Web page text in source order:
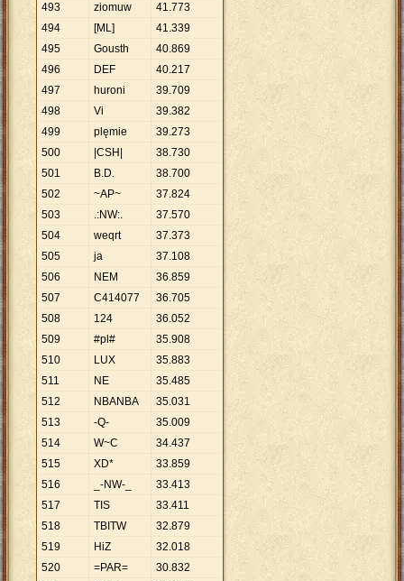
493
ziomuw 41.773
494
[ML] 41.339
495
Gousth 40.869
496
DEF 40.217
497
huroni 39.709
498
Vi 39.382
499
plęmie 39.273
500
|CSH| 38.730
501
B.D. 38.700
502
~AP~ 37.824
503
.:NW:. 37.570
504
weqrt 37.373
505
ja 37.108
506
NEM 36.859
507
C414077 36.705
508
124 36.052
509
#pl# 35.908
510
LUX 35.883
511
NE 35.485
512
NBANBA 35.031
513
-Q- 35.009
514
W~C 34.437
515
XD* 33.859
516
_-NW-_ 33.413
517
TIS 33.411
518
TBITW 32.879
519
HiZ 32.018
520
=PAR= 30.832